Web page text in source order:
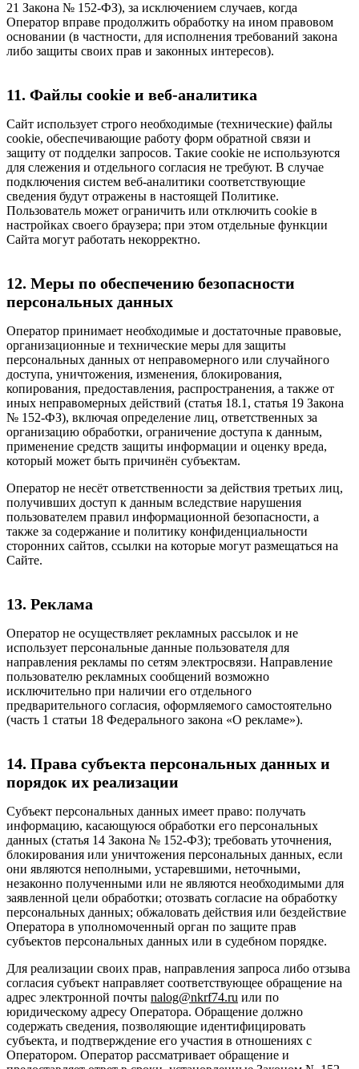
21 Закона № 152-ФЗ), за исключением случаев, когда
Оператор вправе продолжить обработку на ином правовом
основании (в частности, для исполнения требований закона
либо защиты своих прав и законных интересов).
11. Файлы cookie и веб-аналитика
Сайт использует строго необходимые (технические) файлы
cookie, обеспечивающие работу форм обратной связи и
защиту от подделки запросов. Такие cookie не используются
для слежения и отдельного согласия не требуют. В случае
подключения систем веб-аналитики соответствующие
сведения будут отражены в настоящей Политике.
Пользователь может ограничить или отключить cookie в
настройках своего браузера; при этом отдельные функции
Сайта могут работать некорректно.
12. Меры по обеспечению безопасности
персональных данных
Оператор принимает необходимые и достаточные правовые,
организационные и технические меры для защиты
персональных данных от неправомерного или случайного
доступа, уничтожения, изменения, блокирования,
копирования, предоставления, распространения, а также от
иных неправомерных действий (статья 18.1, статья 19 Закона
№ 152-ФЗ), включая определение лиц, ответственных за
организацию обработки, ограничение доступа к данным,
применение средств защиты информации и оценку вреда,
который может быть причинён субъектам.
Оператор не несёт ответственности за действия третьих лиц,
получивших доступ к данным вследствие нарушения
пользователем правил информационной безопасности, а
также за содержание и политику конфиденциальности
сторонних сайтов, ссылки на которые могут размещаться на
Сайте.
13. Реклама
Оператор не осуществляет рекламных рассылок и не
использует персональные данные пользователя для
направления рекламы по сетям электросвязи. Направление
пользователю рекламных сообщений возможно
исключительно при наличии его отдельного
предварительного согласия, оформляемого самостоятельно
(часть 1 статьи 18 Федерального закона «О рекламе»).
14. Права субъекта персональных данных и
порядок их реализации
Субъект персональных данных имеет право: получать
информацию, касающуюся обработки его персональных
данных (статья 14 Закона № 152-ФЗ); требовать уточнения,
блокирования или уничтожения персональных данных, если
они являются неполными, устаревшими, неточными,
незаконно полученными или не являются необходимыми для
заявленной цели обработки; отозвать согласие на обработку
персональных данных; обжаловать действия или бездействие
Оператора в уполномоченный орган по защите прав
субъектов персональных данных или в судебном порядке.
Для реализации своих прав, направления запроса либо отзыва
согласия субъект направляет соответствующее обращение на
адрес электронной почты nalog@nkrf74.ru или по
юридическому адресу Оператора. Обращение должно
содержать сведения, позволяющие идентифицировать
субъекта, и подтверждение его участия в отношениях с
Оператором. Оператор рассматривает обращение и